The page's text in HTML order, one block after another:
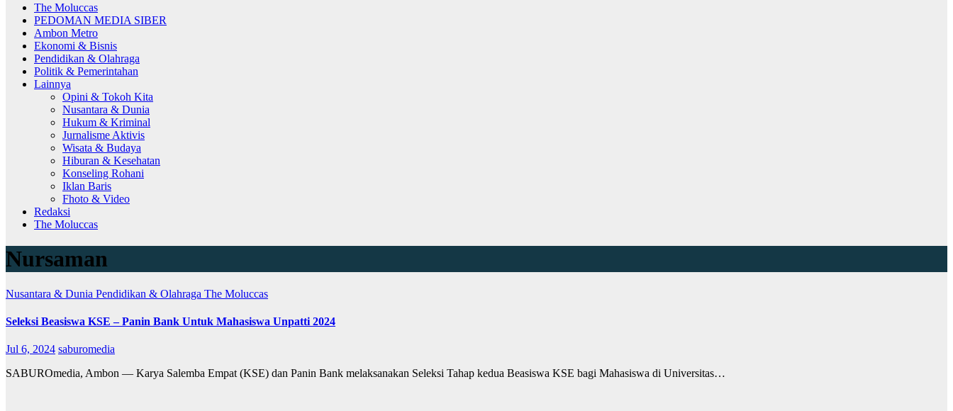
The Moluccas
PEDOMAN MEDIA SIBER
Ambon Metro
Ekonomi & Bisnis
Pendidikan & Olahraga
Politik & Pemerintahan
Lainnya
Opini & Tokoh Kita
Nusantara & Dunia
Hukum & Kriminal
Jurnalisme Aktivis
Wisata & Budaya
Hiburan & Kesehatan
Konseling Rohani
Iklan Baris
Fhoto & Video
Redaksi
The Moluccas
Nursaman
Nusantara & Dunia Pendidikan & Olahraga The Moluccas
Seleksi Beasiswa KSE – Panin Bank Untuk Mahasiswa Unpatti 2024
Jul 6, 2024 saburomedia
SABUROmedia, Ambon — Karya Salemba Empat (KSE) dan Panin Bank melaksanakan Seleksi Tahap kedua Beasiswa KSE bagi Mahasiswa di Universitas…